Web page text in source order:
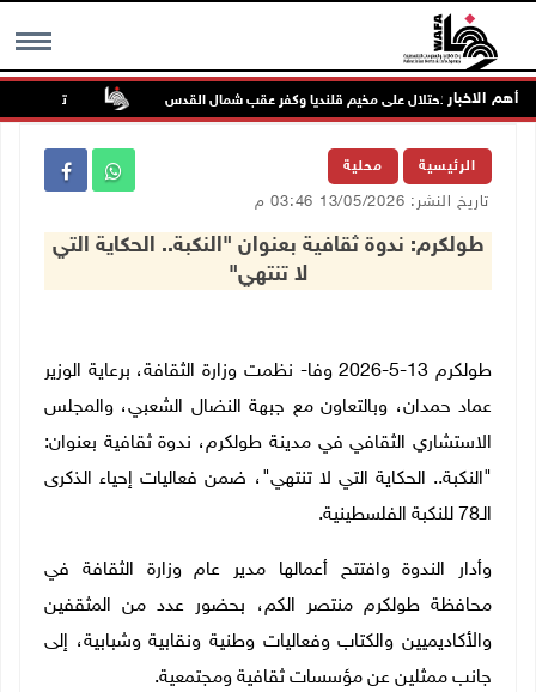
MENU أهم الاخبار تواصل
الرئيسية محلية
تاريخ النشر: 13/05/2026 03:46 م
طولكرم: ندوة ثقافية بعنوان "النكبة.. الحكاية التي
لا تنتهي"
طولكرم 13-5-2026 وفا- نظمت وزارة الثقافة، برعاية الوزير
عماد حمدان، وبالتعاون مع جبهة النضال الشعبي، والمجلس
الاستشاري الثقافي في مدينة طولكرم، ندوة ثقافية بعنوان:
"النكبة.. الحكاية التي لا تنتهي"، ضمن فعاليات إحياء الذكرى
الـ78 للنكبة الفلسطينية.
وأدار الندوة وافتتح أعمالها مدير عام وزارة الثقافة في
محافظة طولكرم منتصر الكم، بحضور عدد من المثقفين
والأكاديميين والكتاب وفعاليات وطنية ونقابية وشبابية، إلى
جانب ممثلين عن مؤسسات ثقافية ومجتمعية.